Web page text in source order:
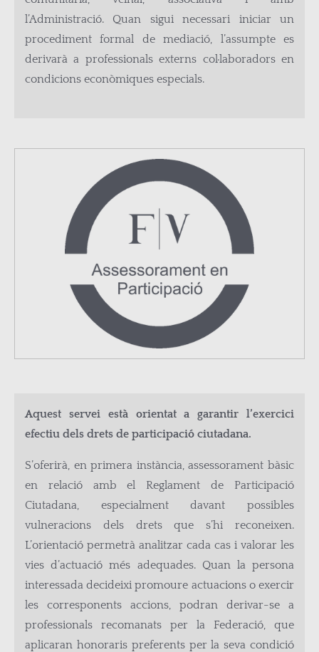
l’Administració. Quan sigui necessari iniciar un
procediment formal de mediació, l’assumpte es
derivarà a professionals externs col·laboradors en
condicions econòmiques especials.
Aquest servei està orientat a garantir l’exercici
efectiu dels drets de participació ciutadana.
S’oferirà, en primera instància, assessorament bàsic
en relació amb el Reglament de Participació
Ciutadana, especialment davant possibles
vulneracions dels drets que s’hi reconeixen.
L’orientació permetrà analitzar cada cas i valorar les
vies d’actuació més adequades. Quan la persona
interessada decideixi promoure actuacions o exercir
les corresponents accions, podran derivar-se a
professionals recomanats per la Federació, que
aplicaran honoraris preferents per la seva condició